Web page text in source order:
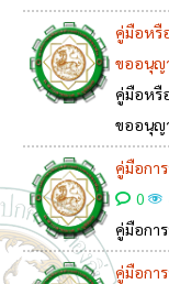
คู่มือหรื
ขออนุญ
คู่มือหรื
ขออนุญ
คู่มือกา
0
คู่มือกา
คู่มือกา